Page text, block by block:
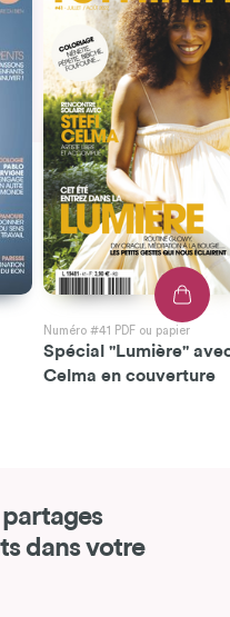
Numéro #41 PDF ou papier
Spécial "Lumière"
Celma en couverture
dans votre